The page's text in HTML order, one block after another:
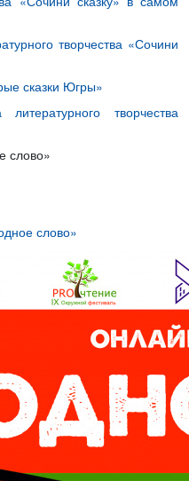
творчества «Сочини
сказки Югры»
творчества
слово»
слово»